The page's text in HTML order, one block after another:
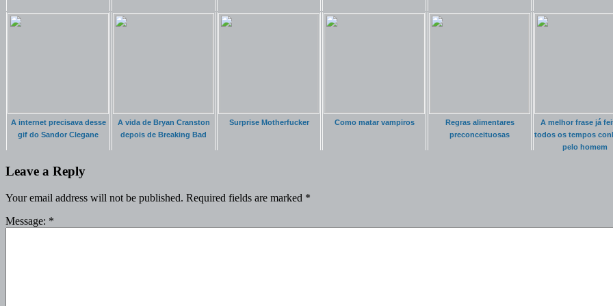
A internet precisava desse
gif do Sandor Clegane
A vida de Bryan Cranston
depois de Breaking Bad
Surprise Motherfucker Como matar vampiros
Regras alimentares
preconceituosas
A melhor frase já
todos os tempos
pelo homem
Leave a Reply
Your email address will not be published. Required fields are marked *
Message: *